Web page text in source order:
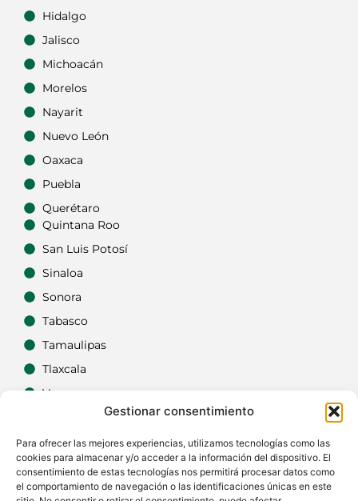
Gestionar consentimiento
Para ofrecer las mejores experiencias, utilizamos tecnologías como las
cookies para almacenar y/o acceder a la información del dispositivo. El
consentimiento de estas tecnologías nos permitirá procesar datos como
el comportamiento de navegación o las identificaciones únicas en este
Hidalgo
Jalisco
Michoacán
Morelos
Nayarit
Nuevo León
Oaxaca
Puebla
Querétaro
Quintana Roo
San Luis Potosí
Sinaloa
Sonora
Tabasco
Tamaulipas
Tlaxcala
Veracruz
Zacatecas